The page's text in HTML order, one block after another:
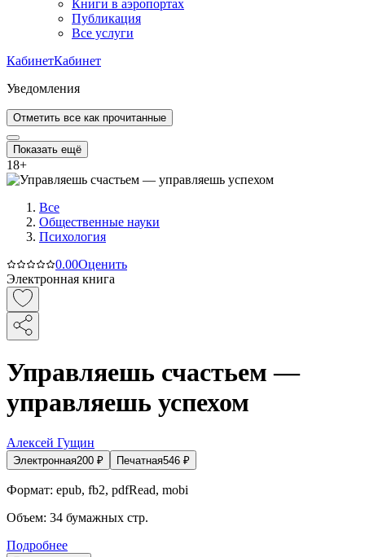
Книги в аэропортах
Публикация
Все услуги
КабинетКабинет
Уведомления
Отметить все как прочитанные
Показать ещё
18+
Все
Общественные науки
Психология
0.00Оценить
Электронная книга
Управляешь счастьем —
управляешь успехом
Алексей Гущин
Электронная200 ₽ Печатная546 ₽
Формат: epub, fb2, pdfRead, mobi
Объем: 34 бумажных стр.
Подробнее